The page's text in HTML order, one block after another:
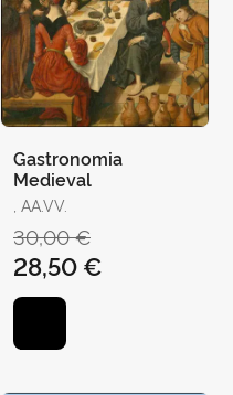
Gastronomia
Medieval
, AA.VV.
30,00 €
28,50 €